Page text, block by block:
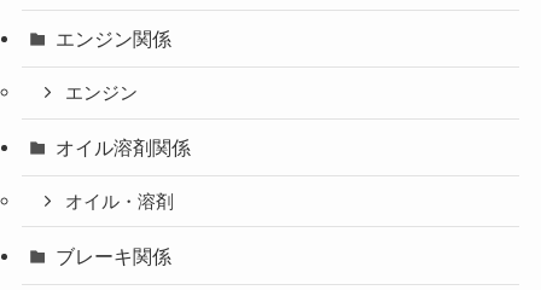
エンジン関係
エンジン
オイル溶剤関係
オイル・溶剤
ブレーキ関係